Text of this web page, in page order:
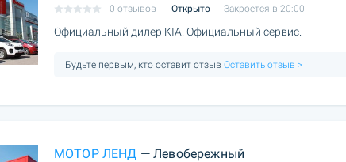
0 отзывов Открыто Закроется в 20:00
Официальный дилер KIA. Официальный сервис.
Будьте первым, кто оставит отзыв Оставить отзыв >
МОТОР ЛЕНД — Левобережный